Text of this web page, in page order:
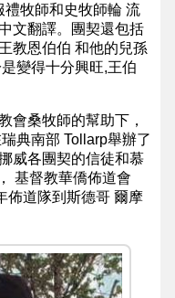
禮牧師和史牧師輪 流
文翻譯。團契還包括
教恩伯伯 和他的兒孫
變得十分興旺,王伯
會桑牧師的幫助下，
典南部 Tollarp舉辦了
威各團契的信徒和慕
基督教華僑佈道會
佈道隊到斯德哥 爾摩